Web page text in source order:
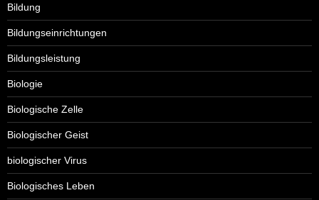
Bildung
Bildungseinrichtungen
Bildungsleistung
Biologie
Biologische Zelle
Biologischer Geist
biologischer Virus
Biologisches Leben